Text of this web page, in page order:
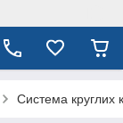
Система круглих